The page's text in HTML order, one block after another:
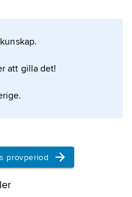
att gilla det!
provperiod